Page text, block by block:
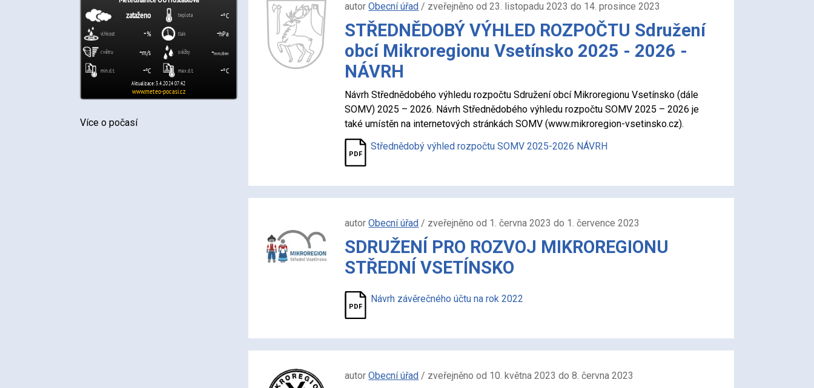
Více o počasí
autorObecní úřad / zveřejněno od 23. listopadu 2023 do 14. prosince 2023
STŘEDNĚDOBÝ VÝHLED ROZPOČTU Sdružení
obcí Mikroregionu Vsetínsko 2025 - 2026 -
NÁVRH
Návrh Střednědobého výhledu rozpočtu Sdružení obcí Mikroregionu Vsetínsko (dále
SOMV) 2025 – 2026. Návrh Střednědobého výhledu rozpočtu SOMV 2025 – 2026 je
také umístěn na internetových stránkách SOMV (www.mikroregion-vsetinsko.cz).
Střednědobý výhled rozpočtu SOMV 2025-2026 NÁVRH
autorObecní úřad / zveřejněno od 1. června 2023 do 1. července 2023
SDRUŽENÍ PRO ROZVOJ MIKROREGIONU
STŘEDNÍ VSETÍNSKO
Návrh závěrečného účtu na rok 2022
autorObecní úřad / zveřejněno od 10. května 2023 do 8. června 2023